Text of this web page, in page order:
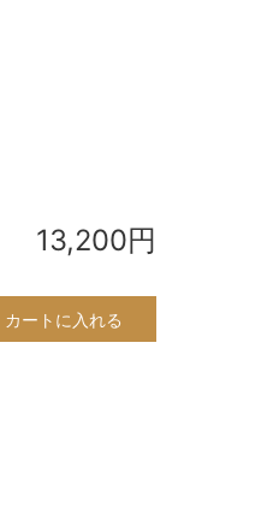
13,200円
カートに入れる